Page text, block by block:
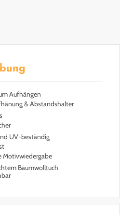
Aufhängen
& Abstandshalter
UV-beständig
Motivwiedergabe
Baumwolltuch